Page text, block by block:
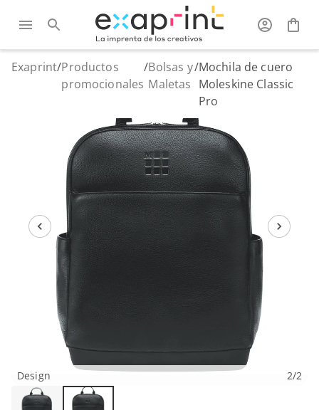
Exaprint/Productos
promocionales
/Bolsas y
Maletas
/Mochila de cuero
Moleskine Classic
Pro
Design 2/2